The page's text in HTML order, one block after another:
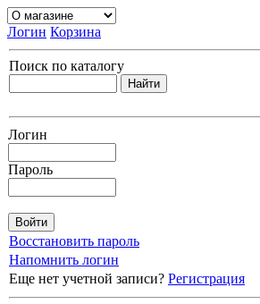
Логин Корзина
Поиск по каталогу
Логин
Пароль
Восстановить пароль
Напомнить логин
Еще нет учетной записи? Регистрация